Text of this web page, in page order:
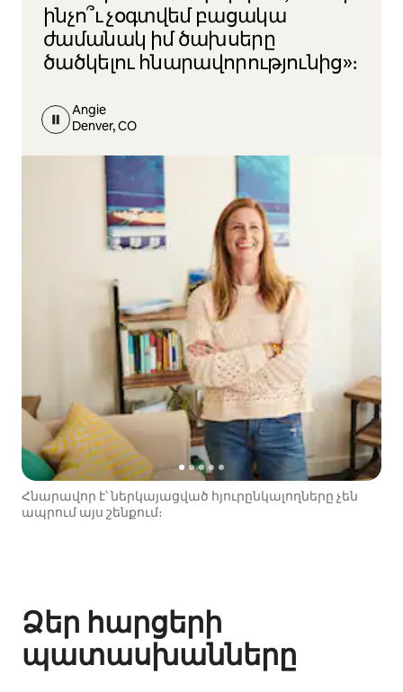
ինչո՞ւ չօգտվեմ բացակա
ժամանակ իմ ծախսերը
ծածկելու հնարավորությունից»։
Angie
Denver, CO
Հնարավոր է՝ ներկայացված հյուրընկալողները չեն
ապրում այս շենքում։
Ձեր հարցերի
պատասխանները